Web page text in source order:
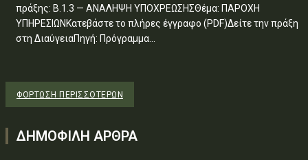
πράξης: Β.1.3 — ΑΝΑΛΗΨΗ ΥΠΟΧΡΕΩΣΗΣΘέμα: ΠΑΡΟΧΗ
ΥΠΗΡΕΣΙΩΝΚατεβάστε το πλήρες έγγραφο (PDF)Δείτε την πράξη
στη ΔιαύγειαΠηγή: Πρόγραμμα...
ΦΌΡΤΩΣΗ ΠΕΡΙΣΣΟΤΈΡΩΝ
ΔΗΜΟΦΙΛΗ ΑΡΘΡΑ